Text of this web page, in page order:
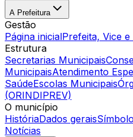
A Prefeitura
Gestão
Página inicialPrefeita, Vice e
Estrutura
Secretarias Municipais
MunicipaisAtendimento
SaúdeEscolas Municipais
(ORINDIPREV)
O município
HistóriaDados gerais
Notícias